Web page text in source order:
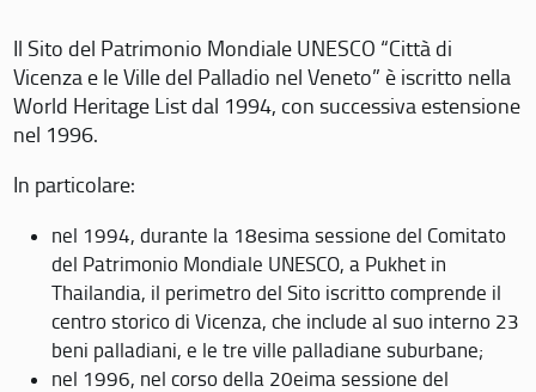
Il Sito del Patrimonio Mondiale UNESCO “Città di
Vicenza e le Ville del Palladio nel Veneto” è iscritto nella
World Heritage List dal 1994, con successiva estensione
nel 1996.
In particolare:
nel 1994, durante la 18esima sessione del Comitato
del Patrimonio Mondiale UNESCO, a Pukhet in
Thailandia, il perimetro del Sito iscritto comprende il
centro storico di Vicenza, che include al suo interno 23
beni palladiani, e le tre ville palladiane suburbane;
nel 1996, nel corso della 20eima sessione del